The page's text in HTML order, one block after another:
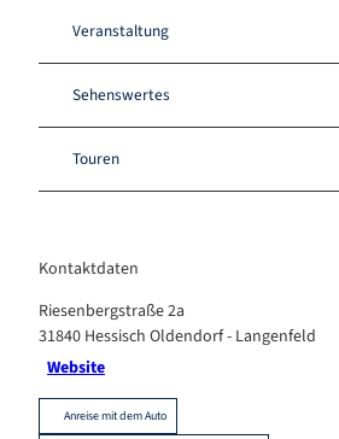
Veranstaltung
Sehenswertes
Touren
Kontaktdaten
Riesenbergstraße 2a
31840 Hessisch Oldendorf- Langenfeld
Website
Anreise mit dem Auto